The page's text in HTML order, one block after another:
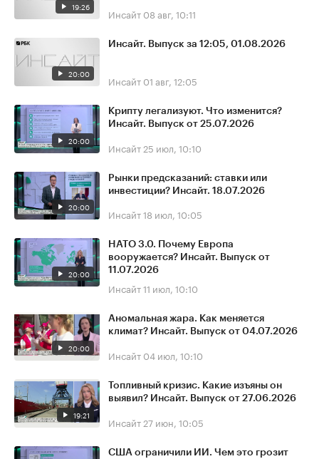
19:26 Инсайт 08 авг, 10:11
20:00
Инсайт. Выпуск за 12:05, 01.08.2026
Инсайт 01 авг, 12:05
20:00
Крипту легализуют. Что изменится?
Инсайт. Выпуск от 25.07.2026
Инсайт 25 июл, 10:10
20:00
Рынки предсказаний: ставки или
инвестиции? Инсайт. 18.07.2026
Инсайт18 июл, 10:05
20:00
НАТО 3.0. Почему Европа
вооружается? Инсайт. Выпуск от
11.07.2026
Инсайт11 июл, 10:10
20:00
Аномальная жара. Как меняется
климат? Инсайт. Выпуск от 04.07.2026
Инсайт 04 июл, 10:10
19:21
Топливный кризис. Какие изъяны он
выявил? Инсайт. Выпуск от 27.06.2026
Инсайт 27 июн, 10:05
США ограничили ИИ. Чем это грозит